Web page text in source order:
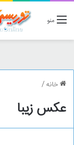
منو
خانه/
عکس زیبا